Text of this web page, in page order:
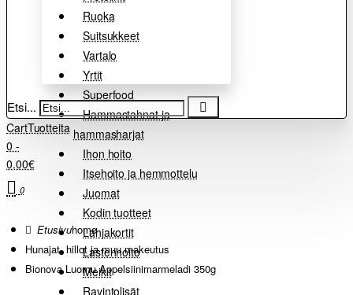
Ruoka
Suitsukkeet
Vartalo
Yrtit
Superfood
Hammastahnat ja
hammasharjat
Ihon hoito
Itsehoito ja hemmottelu
Juomat
Kodin tuotteet
Lahjakortit
Lastenhoito
Meikit
Ravintolisät
Etsi...
CartTuotteita
0 -
0.00€
0
home
Hunajat, hillot ja muu makeutus
Bionova Luomu Appelsiinimarmeladi 350g